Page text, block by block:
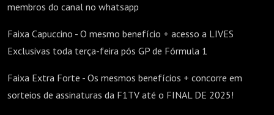
membros do canal no whatsapp
Faixa Capuccino - O mesmo benefício + acesso a LIVES
Exclusivas toda terça-feira pós GP de Fórmula 1
Faixa Extra Forte - Os mesmos benefícios + concorre em
sorteios de assinaturas da F1TV até o FINAL DE 2025!